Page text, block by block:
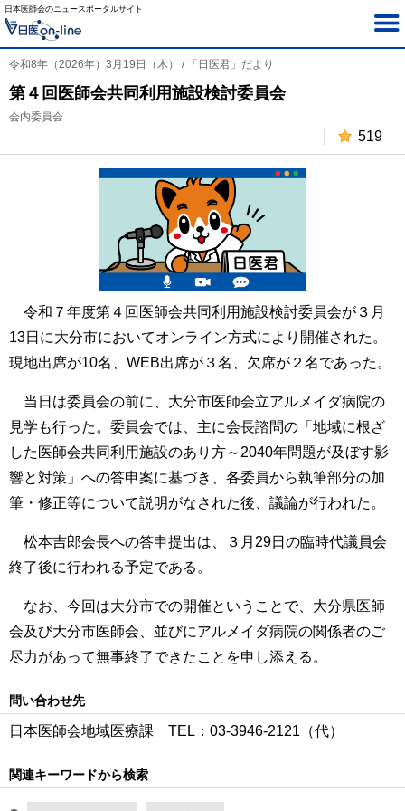
日本医師会のニュースポータルサイト
令和8年（2026年）3月19日（木） / 「日医君」だより
第４回医師会共同利用施設検討委員会
会内委員会
519
令和７年度第４回医師会共同利用施設検討委員会が３月
13日に大分市においてオンライン方式により開催された。
現地出席が10名、WEB出席が３名、欠席が２名であった。
当日は委員会の前に、大分市医師会立アルメイダ病院の
見学も行った。委員会では、主に会長諮問の「地域に根ざ
した医師会共同利用施設のあり方～2040年問題が及ぼす影
響と対策」への答申案に基づき、各委員から執筆部分の加
筆・修正等について説明がなされた後、議論が行われた。
松本吉郎会長への答申提出は、３月29日の臨時代議員会
終了後に行われる予定である。
なお、今回は大分市での開催ということで、大分県医師
会及び大分市医師会、並びにアルメイダ病院の関係者のご
尽力があって無事終了できたことを申し添える。
問い合わせ先
日本医師会地域医療課 TEL：03‐3946‐2121（代）
関連キーワードから検索